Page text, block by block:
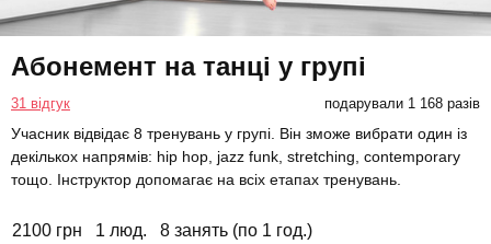
Абонемент на танці у групі
31 відгук подарували 1 168 разів
Учасник відвідає 8 тренувань у групі. Він зможе вибрати один із
декількох напрямів: hip hop, jazz funk, stretching, contemporary
тощо. Інструктор допомагає на всіх етапах тренувань.
2100 грн 1 люд. 8 занять (по 1 год.)